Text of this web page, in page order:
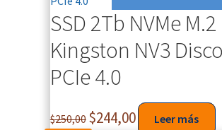
SSD 2Tb NVMe M.2
Kingston NV3
PCIe 4.0
$250,00 $244,00 Leer más